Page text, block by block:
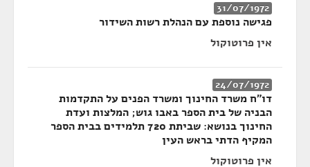
31/07/1972
פגישה נוספת עם הנהלת רשות השידור
אין פרוטוקול
24/07/1972
דו"ח משרד החינוך ומשרד הפנים על התקדמות
הבניה של בית הספר באבו גוש; המלצות ועדת
החינוך בנושא: שביתת 720 תלמידים בבית הספר
המקיף הדתי בראש העין
אין פרוטוקול